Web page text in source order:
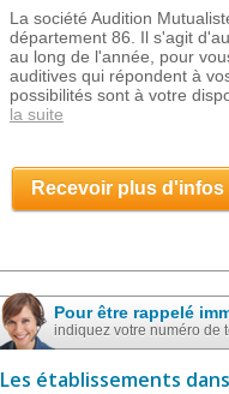
La société Audition
département 86. Il s'agit
au long de l'année, pour
auditives qui répondent à
possibilités sont à votre
la suite
Recevoir plus d'infos
Pour être rappelé
indiquez votre numéro de
Les établissements